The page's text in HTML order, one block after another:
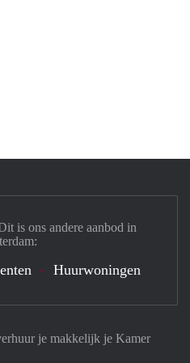
je makkelijk je Kamer
is ons andere aanbod in
Huurwoningen